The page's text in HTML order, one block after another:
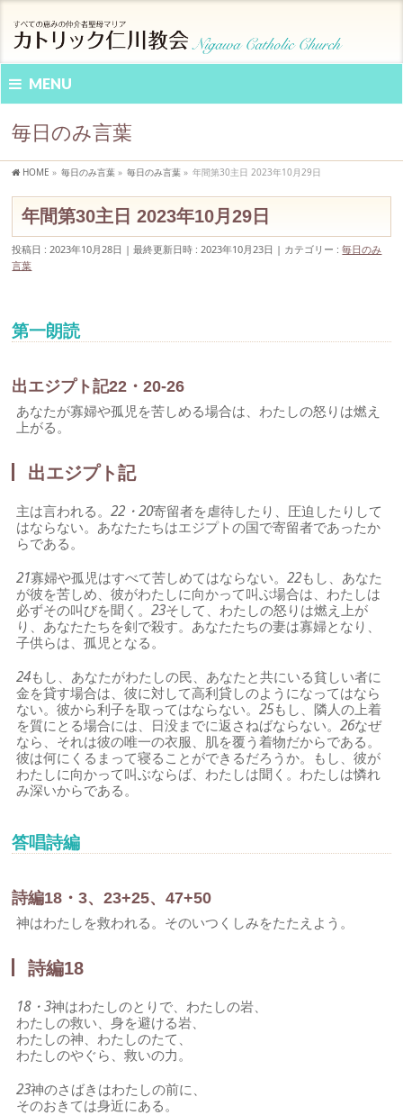
MENU
毎日のみ言葉
HOME » 毎日のみ言葉 » 毎日のみ言葉 » 年間第30主日 2023年10月29日
年間第30主日 2023年10月29日
投稿日 : 2023年10月28日 最終更新日時 : 2023年10月23日 カテゴリー :毎日のみ
言葉
第一朗読
出エジプト記22・20-26
あなたが寡婦や孤児を苦しめる場合は、わたしの怒りは燃え
上がる。
出エジプト記
主は言われる。22・20寄留者を虐待したり、圧迫したりして
はならない。あなたたちはエジプトの国で寄留者であったか
らである。
21寡婦や孤児はすべて苦しめてはならない。22もし、あなた
が彼を苦しめ、彼がわたしに向かって叫ぶ場合は、わたしは
必ずその叫びを聞く。23そして、わたしの怒りは燃え上が
り、あなたたちを剣で殺す。あなたたちの妻は寡婦となり、
子供らは、孤児となる。
24もし、あなたがわたしの民、あなたと共にいる貧しい者に
金を貸す場合は、彼に対して高利貸しのようになってはなら
ない。彼から利子を取ってはならない。25もし、隣人の上着
を質にとる場合には、日没までに返さねばならない。26なぜ
なら、それは彼の唯一の衣服、肌を覆う着物だからである。
彼は何にくるまって寝ることができるだろうか。もし、彼が
わたしに向かって叫ぶならば、わたしは聞く。わたしは憐れ
み深いからである。
答唱詩編
詩編18・3、23+25、47+50
神はわたしを救われる。そのいつくしみをたたえよう。
詩編18
18・3神はわたしのとりで、わたしの岩、
わたしの救い、身を避ける岩、
わたしの神、わたしのたて、
わたしのやぐら、救いの力。
23神のさばきはわたしの前に、
そのおきては身近にある。